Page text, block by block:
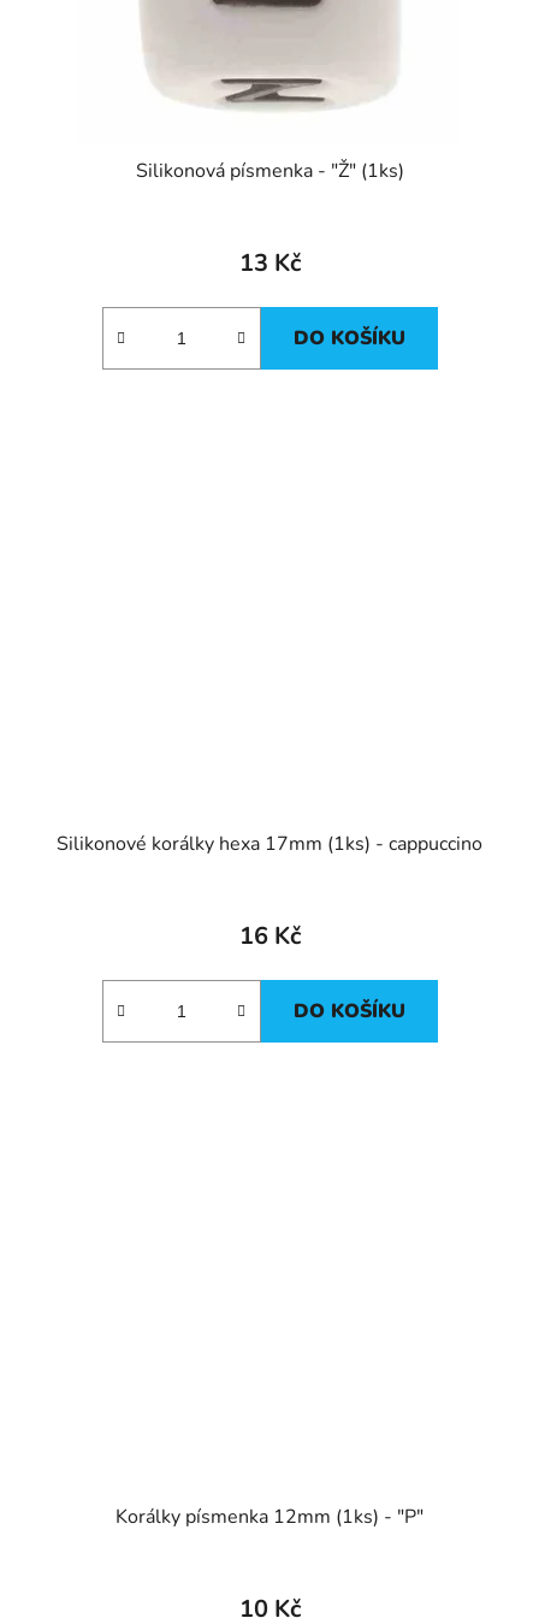
Silikonová písmenka - "Ž" (1ks)
13 Kč
DO KOŠÍKU
Silikonové korálky hexa 17mm (1ks) - cappuccino
16 Kč
DO KOŠÍKU
Korálky písmenka 12mm (1ks) - "P"
10 Kč